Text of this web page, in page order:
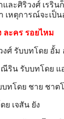
ละศิริวงศ์ เรริน
เหตุการณ์จะเป็
ละคร รอยไหม
วงศ์ รับบทโดย อั้
ณีริน รับบทโดย
บทโดย ชาย ชา
ย เจสัน ยัง